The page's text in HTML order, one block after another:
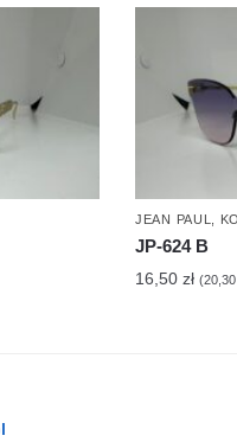
JEAN PAUL,
JP-624 B
16,50 zł (20,30